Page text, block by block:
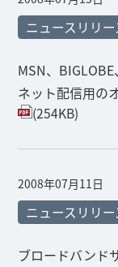
ニュースリリー
MSN、
ネット配信用の
(254KB)
2008年07月11日
ニュースリリー
ブロードバンド